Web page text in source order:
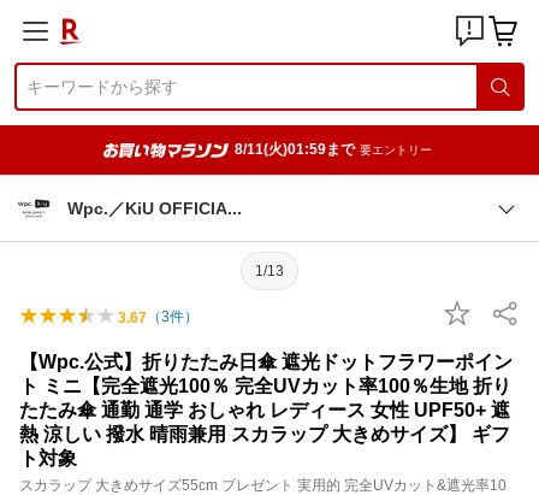
8/11(火)01:59まで 要エントリー
Wpc.／KiU OFFICIA
1/13
3.67 （3件）
【Wpc.公式】折りたたみ日傘 遮光ドットフラワーポイン
ト ミニ【完全遮光100％ 完全UVカット率100％生地 折り
たたみ傘 通勤 通学 おしゃれ レディース 女性 UPF50+ 遮
熱 涼しい 撥水 晴雨兼用 スカラップ 大きめサイズ】 ギフ
ト対象
スカラップ 大きめサイズ55cm プレゼント 実用的 完全UVカット&遮光率10